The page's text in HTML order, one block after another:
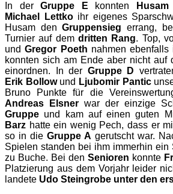
In der Gruppe E konnten
Michael Lettkoihr eigenes
Husam denGruppensieg errang,
Turnier auf dem dritten Rang. Top,
undGregor Poeth nahmen ebenfalls
konnten sich am Ende aber nicht auf
einordnen. In der Gruppe D
Erik Bollowund Ljubomir Pantic
Bruno Punkte für die
Andreas Elsner war der einzige
Gruppe und kam auf einen guten
Barz hatte ein wenig Pech, dass er
so in die Gruppe A gerutscht war.
Spielen standen bei ihm immerhin
zu Buche. Bei den Senioren konnte
Platzierung aus dem Vorjahr leider
landete Udo Steingrobe unter den